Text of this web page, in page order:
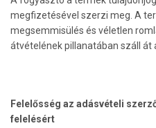
megfizetésével szerzi meg. A
megsemmisülés és véletlen
átvételének pillanatában száll át
Felelősség az adásvételi
felelésért